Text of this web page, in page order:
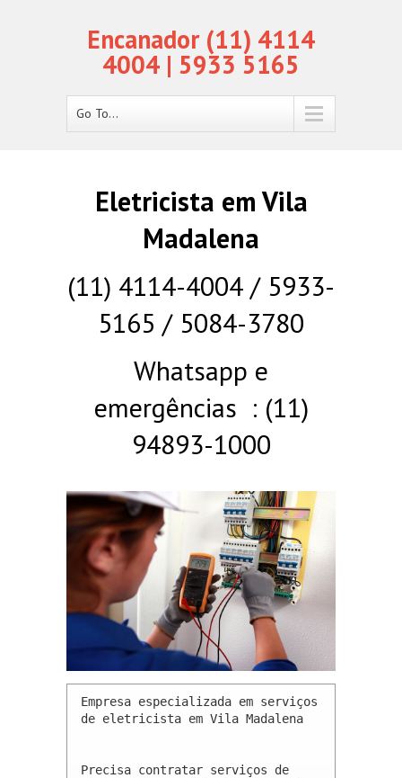
Encanador (11) 4114
4004 | 5933 5165
Go To...
Eletricista em Vila
Madalena
(11) 4114-4004 / 5933-
5165 / 5084-3780
Whatsapp e
emergências : (11)
94893-1000
Empresa especializada em serviços
de eletricista em Vila Madalena
Precisa contratar serviços de